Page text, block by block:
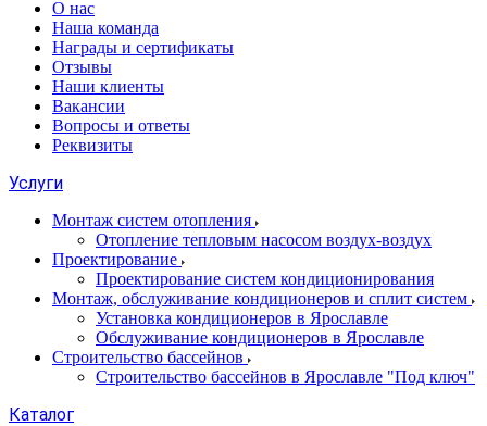
О нас
Наша команда
Награды и сертификаты
Отзывы
Наши клиенты
Вакансии
Вопросы и ответы
Реквизиты
Услуги
Монтаж систем отопления
Отопление тепловым насосом воздух-воздух
Проектирование
Проектирование систем кондиционирования
Монтаж, обслуживание кондиционеров и сплит систем
Установка кондиционеров в Ярославле
Обслуживание кондиционеров в Ярославле
Строительство бассейнов
Строительство бассейнов в Ярославле "Под ключ"
Каталог